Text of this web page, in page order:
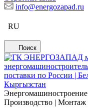
info@energozapad.ru
RU
Поиск
Энергомашиностроение
Производство | Монтаж